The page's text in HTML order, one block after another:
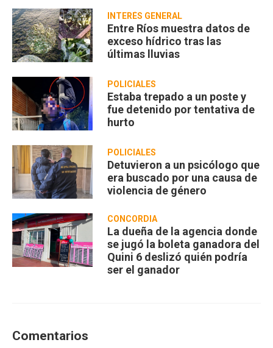
INTERÉS GENERAL
Entre Ríos muestra datos de
exceso hídrico tras las
últimas lluvias
POLICIALES
Estaba trepado a un poste y
fue detenido por tentativa de
hurto
POLICIALES
Detuvieron a un psicólogo que
era buscado por una causa de
violencia de género
CONCORDIA
La dueña de la agencia donde
se jugó la boleta ganadora del
Quini 6 deslizó quién podría
ser el ganador
Comentarios